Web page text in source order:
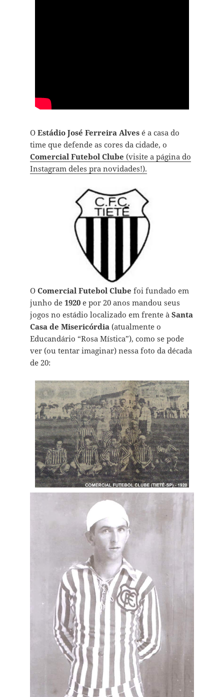
O Estádio José Ferreira Alvesé a casa do
time que defende as cores da cidade, o
Comercial Futebol Clube (visite a página do
Instagram deles pra novidades!).
O Comercial Futebol Clube foi fundado em
junho de 1920e por 20 anos mandou seus
jogos no estádio localizado em frente à Santa
Casa de Misericórdia(atualmente o
Educandário “Rosa Mística”), como se pode
ver (ou tentar imaginar) nessa foto da década
de 20: